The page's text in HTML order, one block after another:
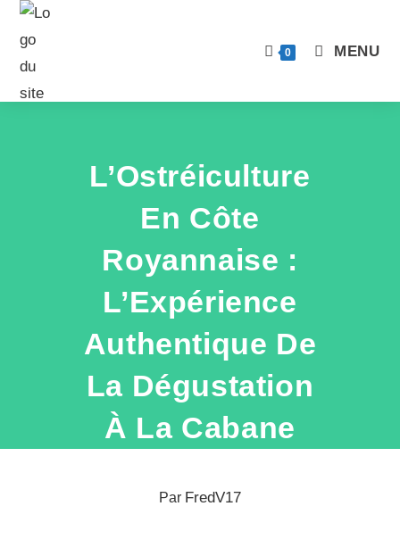
0 MENU
L’Ostréiculture
En Côte
Royannaise :
L’Expérience
Authentique De
La Dégustation
À La Cabane
Par FredV17